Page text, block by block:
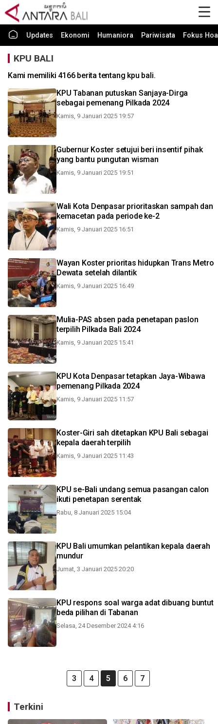
Updates Ekonomi Humaniora Pariwisata Fokus
KPU BALI
Kami memiliki 4166 berita tentang kpu bali.
KPU Tabanan putuskan Sanjaya-Dirga
sebagai pemenang Pilkada 2024
Kamis, 9 Januari 2025 19:57
Gubernur Koster setujui beri insentif pihak
yang bantu pungutan wisman
Kamis, 9 Januari 2025 19:51
Wali Kota Denpasar prioritaskan sampah dan
kemacetan pada periode ke-2
Kamis, 9 Januari 2025 16:51
Wayan Koster prioritas hidupkan Trans Metro
Dewata setelah dilantik
Kamis, 9 Januari 2025 16:49
Mulia-PAS absen pada penetapan paslon
terpilih Pilkada Bali 2024
Kamis, 9 Januari 2025 15:41
KPU Kota Denpasar tetapkan Jaya-Wibawa
pemenang Pilkada 2024
Kamis, 9 Januari 2025 11:57
Koster-Giri sah ditetapkan KPU Bali sebagai
kepala daerah terpilih
Kamis, 9 Januari 2025 11:43
KPU se-Bali undang semua pasangan calon
ikuti penetapan serentak
Rabu, 8 Januari 2025 15:04
KPU Bali umumkan pelantikan kepala daerah
mundur
Jumat, 3 Januari 2025 20:20
KPU respons soal warga adat dibuang buntut
beda pilihan di Tabanan
Selasa, 24 Desember 2024 4:16
3 4 5 6 7
Terkini